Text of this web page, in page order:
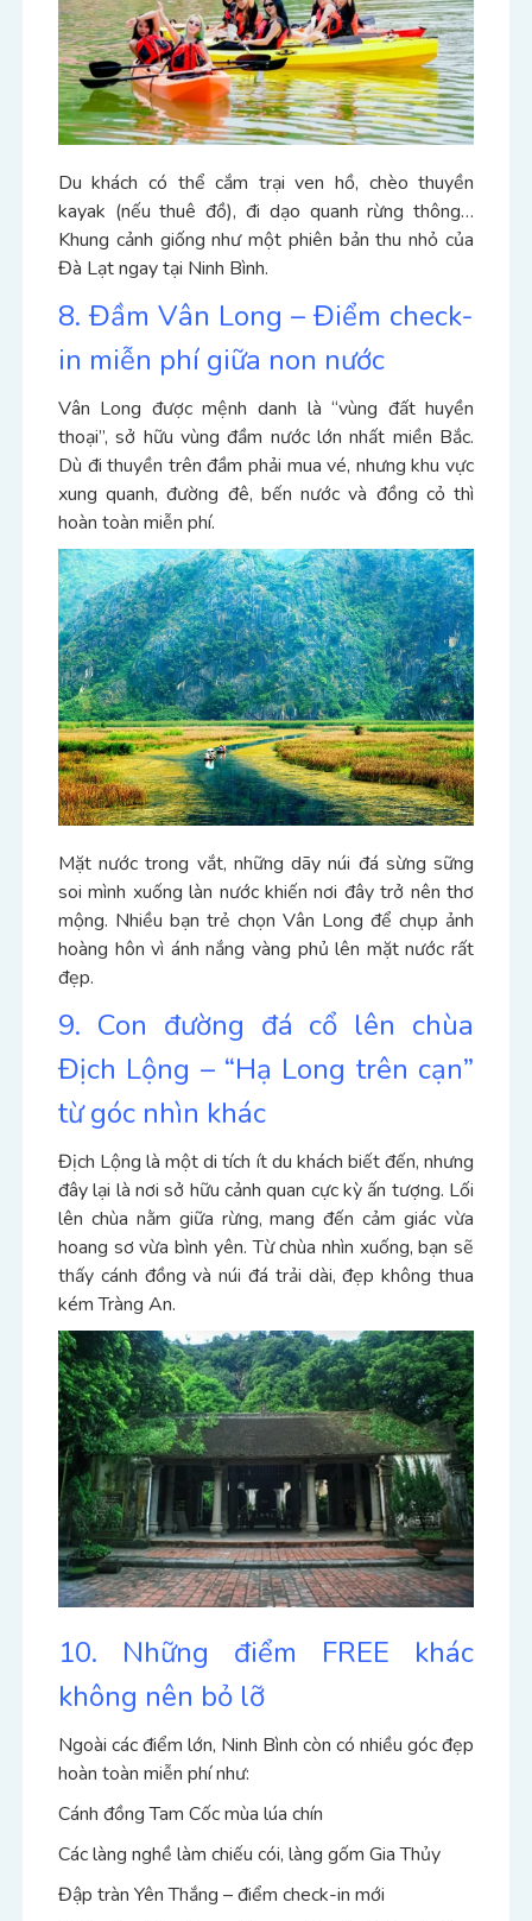
Du khách có thể cắm trại ven hồ, chèo thuyền
kayak (nếu thuê đồ), đi dạo quanh rừng thông…
Khung cảnh giống như một phiên bản thu nhỏ của
Đà Lạt ngay tại Ninh Bình.
8. Đầm Vân Long – Điểm check-
in miễn phí giữa non nước
Vân Long được mệnh danh là “vùng đất huyền
thoại”, sở hữu vùng đầm nước lớn nhất miền Bắc.
Dù đi thuyền trên đầm phải mua vé, nhưng khu vực
xung quanh, đường đê, bến nước và đồng cỏ thì
hoàn toàn miễn phí.
Mặt nước trong vắt, những dãy núi đá sừng sững
soi mình xuống làn nước khiến nơi đây trở nên thơ
mộng. Nhiều bạn trẻ chọn Vân Long để chụp ảnh
hoàng hôn vì ánh nắng vàng phủ lên mặt nước rất
đẹp.
9. Con đường đá cổ lên chùa
Địch Lộng – “Hạ Long trên cạn”
từ góc nhìn khác
Địch Lộng là một di tích ít du khách biết đến, nhưng
đây lại là nơi sở hữu cảnh quan cực kỳ ấn tượng. Lối
lên chùa nằm giữa rừng, mang đến cảm giác vừa
hoang sơ vừa bình yên.Từ chùa nhìn xuống, bạn sẽ
thấy cánh đồng và núi đá trải dài, đẹp không thua
kém Tràng An.
10. Những điểm FREE khác
không nên bỏ lỡ
Ngoài các điểm lớn, Ninh Bình còn có nhiều góc đẹp
hoàn toàn miễn phí như:
Cánh đồng Tam Cốc mùa lúa chín
Các làng nghề làm chiếu cói, làng gốm Gia Thủy
Đập tràn Yên Thắng – điểm check-in mới